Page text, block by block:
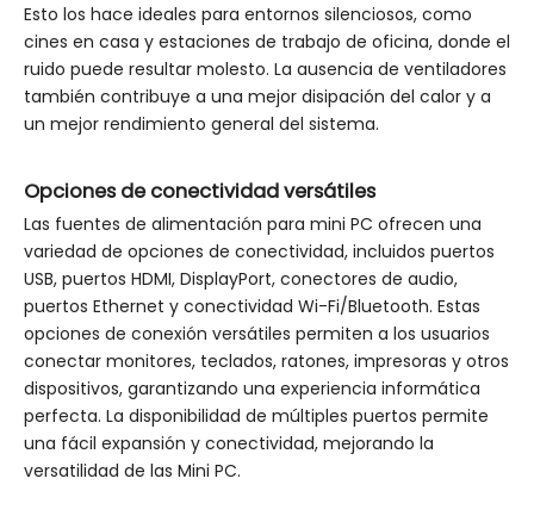
Esto los hace ideales para entornos silenciosos, como
cines en casa y estaciones de trabajo de oficina, donde el
ruido puede resultar molesto. La ausencia de ventiladores
también contribuye a una mejor disipación del calor y a
un mejor rendimiento general del sistema.
Opciones de conectividad versátiles
Las fuentes de alimentación para mini PC ofrecen una
variedad de opciones de conectividad, incluidos puertos
USB, puertos HDMI, DisplayPort, conectores de audio,
puertos Ethernet y conectividad Wi-Fi/Bluetooth. Estas
opciones de conexión versátiles permiten a los usuarios
conectar monitores, teclados, ratones, impresoras y otros
dispositivos, garantizando una experiencia informática
perfecta. La disponibilidad de múltiples puertos permite
una fácil expansión y conectividad, mejorando la
versatilidad de las Mini PC.